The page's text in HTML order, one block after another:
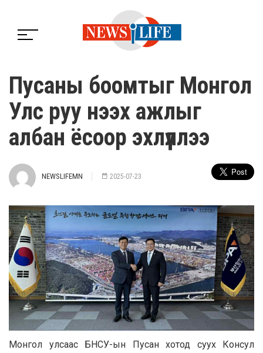
Пусаны боомтыг Монгол
Улс руу нээх ажлыг
албан ёсоор эхлүүллээ
NEWSLIFEMN 2025-07-23
Монгол улсаас БНСУ-ын Пусан хотод суух Консул